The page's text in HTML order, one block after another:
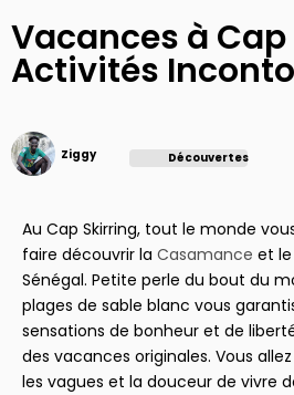
Vacances à
Activités
Ziggy Découvertes
Au Cap Skirring, tout le monde
faire découvrir la Casamance et
Sénégal. Petite perle du bout du
plages de sable blanc vous
sensations de bonheur et de
des vacances originales. Vous
les vagues et la douceur de vivre